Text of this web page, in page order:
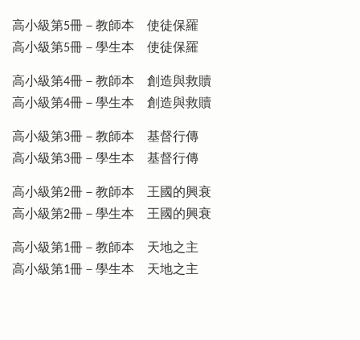
高小級第5冊－教師本 使徒保羅
高小級第5冊－學生本 使徒保羅
高小級第4冊－教師本 創造與救贖
高小級第4冊－學生本 創造與救贖
高小級第3冊－教師本 基督行傳
高小級第3冊－學生本 基督行傳
高小級第2冊－教師本 王國的興衰
高小級第2冊－學生本 王國的興衰
高小級第1冊－教師本 天地之主
高小級第1冊－學生本 天地之主